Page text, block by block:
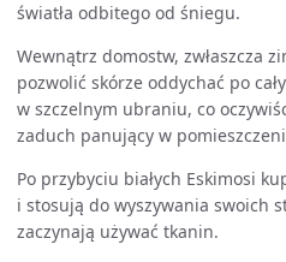
światła odbitego od śniegu.
Wewnątrz domostw, zwłaszcza
pozwolić skórze oddychać po
w szczelnym ubraniu, co
zaduch panujący w
Po przybyciu białych Eskimosi
i stosują do wyszywania swoich
zaczynają używać tkanin.